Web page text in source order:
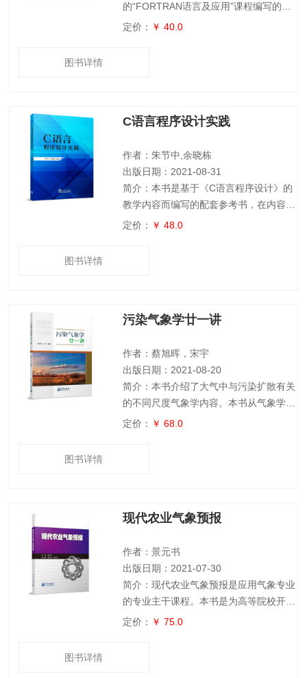
的“FORTRAN语言及应用”课程编写的专
业教材。本教材将整个课程体系内容分解
解决大气科学专业学习中遇到的实际问
写。 本书可作为大气科学及相关学科的
定价： ￥ 40.0
图书详情
C语言程序设计实践
作者：朱节中,余晓栋
出版日期：2021-08-31
简介：本书是基于《C语言程序设计》的
教学内容而编写的配套参考书，在内容上
结合了计算机等级考试大纲基本要求和编
语言）考试大纲解析-上机部分、考试模
答案、历年等级考试真题及解析。全书题
型多样、
定价： ￥ 48.0
图书详情
污染气象学廿一讲
作者：蔡旭晖，宋宇
出版日期：2021-08-20
简介：本书介绍了大气中与污染扩散有关
的不同尺度气象学内容。本书从气象学基
础出发，综合边界层气象学、微气象学、
线框，以标记课堂中顺便提出的问题、注
记了书名所称“廿一讲”的各讲位置。本书
可供大气
定价： ￥ 68.0
图书详情
现代农业气象预报
作者：景元书
出版日期：2021-07-30
简介：现代农业气象预报是应用气象专业
的专业主干课程。本书是为高等院校开设
应用气象学专业而编写的农业气象预报课
定价： ￥ 75.0
图书详情